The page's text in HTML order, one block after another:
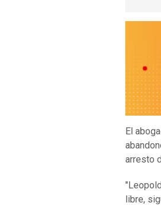
El
arresto
libre,